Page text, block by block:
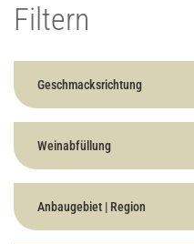
Filtern
Geschmacksrichtung
Weinabfüllung
Anbaugebiet | Region